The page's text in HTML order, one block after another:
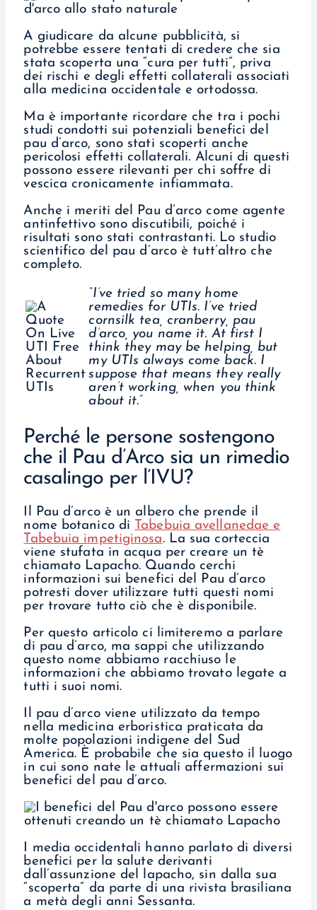
A giudicare da alcune pubblicità, si
potrebbe essere tentati di credere che sia
stata scoperta una “cura per tutti”, priva
dei rischi e degli effetti collaterali associati
alla medicina occidentale e ortodossa.
Ma è importante ricordare che tra i pochi
studi condotti sui potenziali benefici del
pau d’arco, sono stati scoperti anche
pericolosi effetti collaterali. Alcuni di questi
possono essere rilevanti per chi soffre di
vescica cronicamente infiammata.
Anche i meriti del Pau d’arco come agente
antinfettivo sono discutibili, poiché i
risultati sono stati contrastanti. Lo studio
scientifico del pau d’arco è tutt’altro che
completo.
“I’ve tried so many home
remedies for UTIs. I’ve tried
cornsilk tea, cranberry, pau
d’arco, you name it. At first I
think they may be helping, but
my UTIs always come back. I
suppose that means they really
aren’t working, when you think
about it.”
Perché le persone sostengono
che il Pau d’Arco sia un rimedio
casalingo per l’IVU?
Il Pau d’arco è un albero che prende il
nome botanico di Tabebuia avellanedae e
Tabebuia impetiginosa. La sua corteccia
viene stufata in acqua per creare un tè
chiamato Lapacho. Quando cerchi
informazioni sui benefici del Pau d’arco
potresti dover utilizzare tutti questi nomi
per trovare tutto ciò che è disponibile.
Per questo articolo ci limiteremo a parlare
di pau d’arco, ma sappi che utilizzando
questo nome abbiamo racchiuso le
informazioni che abbiamo trovato legate a
tutti i suoi nomi.
Il pau d’arco viene utilizzato da tempo
nella medicina erboristica praticata da
molte popolazioni indigene del Sud
America. È probabile che sia questo il luogo
in cui sono nate le attuali affermazioni sui
benefici del pau d’arco.
I media occidentali hanno parlato di diversi
benefici per la salute derivanti
dall’assunzione del lapacho, sin dalla sua
“scoperta” da parte di una rivista brasiliana
a metà degli anni Sessanta.